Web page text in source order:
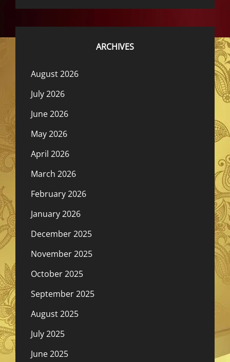
ARCHIVES
August 2026
July 2026
June 2026
May 2026
April 2026
March 2026
February 2026
January 2026
December 2025
November 2025
October 2025
September 2025
August 2025
July 2025
June 2025